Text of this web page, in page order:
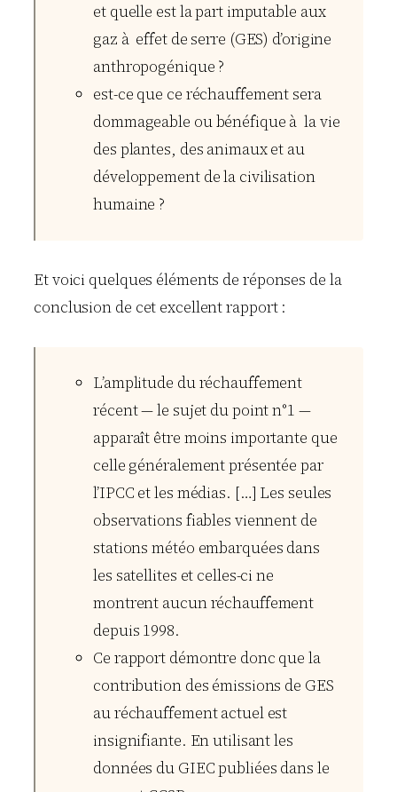
et quelle est la part imputable aux
gaz à effet de serre (GES) d’origine
anthropogénique ?
est-ce que ce réchauffement sera
dommageable ou bénéfique à la vie
des plantes, des animaux et au
développement de la civilisation
humaine ?
Et voici quelques éléments de réponses de la
conclusion de cet excellent rapport :
L’amplitude du réchauffement
récent — le sujet du point n°1 —
apparaît être moins importante que
celle généralement présentée par
l’IPCC et les médias. […] Les seules
observations fiables viennent de
stations météo embarquées dans
les satellites et celles-ci ne
montrent aucun réchauffement
depuis 1998.
Ce rapport démontre donc que la
contribution des émissions de GES
au réchauffement actuel est
insignifiante. En utilisant les
données du GIEC publiées dans le